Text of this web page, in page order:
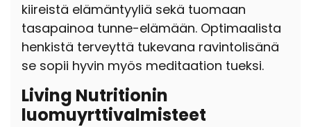
kiireistä elämäntyyliä sekä tuomaan
tasapainoa tunne-elämään. Optimaalista
henkistä terveyttä tukevana ravintolisänä
se sopii hyvin myös meditaation tueksi.
Living Nutritionin
luomuyrttivalmisteet